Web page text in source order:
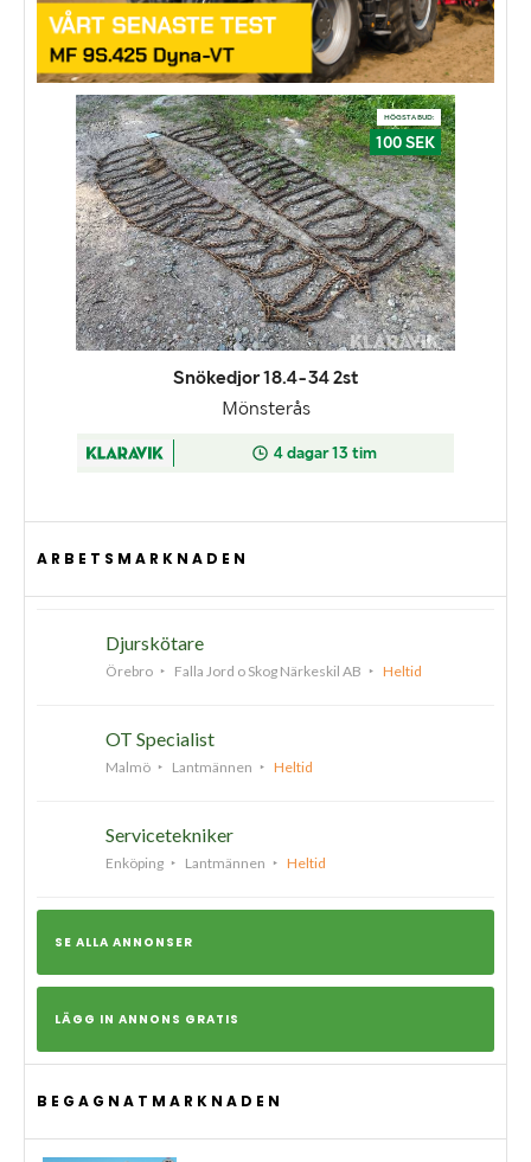
ARBETSMARKNADEN
Djurskötare
Örebro Falla Jord o Skog Närkeskil AB Heltid
OT Specialist
Malmö Lantmännen Heltid
Servicetekniker
Enköping Lantmännen Heltid
SE ALLA ANNONSER
LÄGG IN ANNONS GRATIS
BEGAGNATMARKNADEN